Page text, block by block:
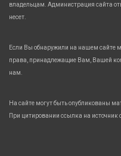
владельцам. Администрация сайта
несет.
Если Вы обнаружили на нашем сайте
права, принадлежащие Вам, Вашей
нам.
На сайте могут быть опубликованы
При цитировании ссылка на источник